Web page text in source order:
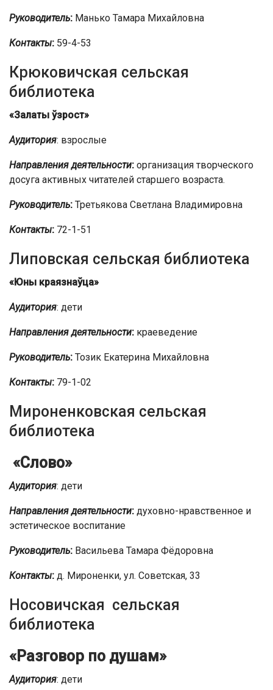
Руководитель: Манько Тамара Михайловна
Контакты: 59-4-53
Крюковичская сельская
библиотека
«Залаты ўзрост»
Аудитория: взрослые
Направления деятельности: организация творческого
досуга активных читателей старшего возраста.
Руководитель: Третьякова Светлана Владимировна
Контакты: 72-1-51
Липовская сельская библиотека
«Юны краязнаўца»
Аудитория: дети
Направления деятельности: краеведение
Руководитель: Тозик Екатерина Михайловна
Контакты: 79-1-02
Мироненковская сельская
библиотека
«Слово»
Аудитория: дети
Направления деятельности: духовно-нравственное и
эстетическое воспитание
Руководитель: Васильева Тамара Фёдоровна
Контакты: д. Мироненки, ул. Советская, 33
Носовичская сельская
библиотека
«Разговор по душам»
Аудитория: дети